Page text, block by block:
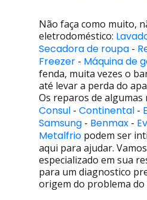
Não faça como muito,
eletrodoméstico:
Secadora de roupa -
Freezer - Máquina de
fenda, muita vezes o
até levar a perda do
Os reparos de algumas
Consul - Continental -
Samsung - Benmax -
Metalfrio podem ser
aqui para ajudar.
especializado em sua
para um diagnostico
origem do problema